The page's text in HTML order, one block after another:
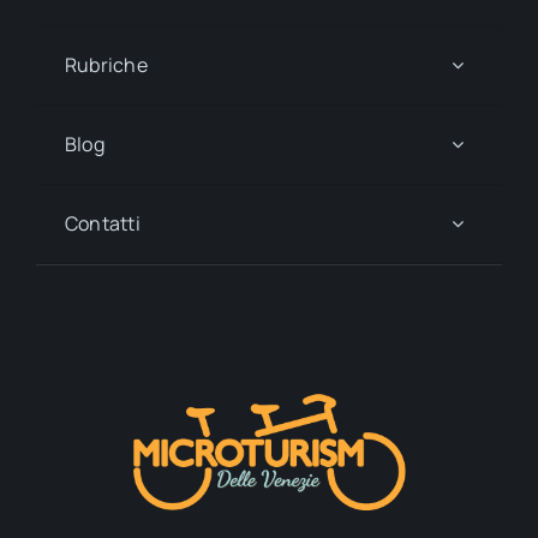
Rubriche
Blog
Contatti